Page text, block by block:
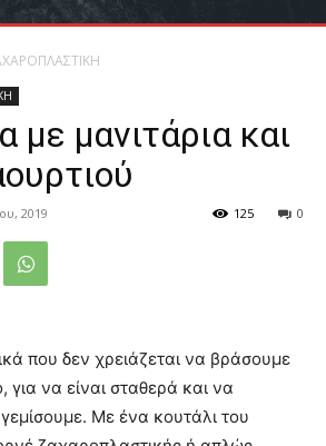
με μανιτάρια και
2019 0
125
που δεν χρειάζεται να βράσουμε
για να είναι σταθερά και να
Με ένα κουτάλι του